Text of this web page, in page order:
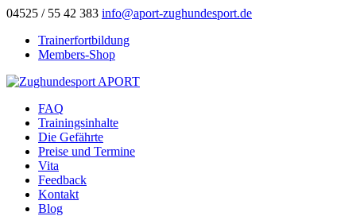
04525 / 55 42 383 info@aport-zughundesport.de
Trainerfortbildung
Members-Shop
FAQ
Trainingsinhalte
Die Gefährte
Preise und Termine
Vita
Feedback
Kontakt
Blog